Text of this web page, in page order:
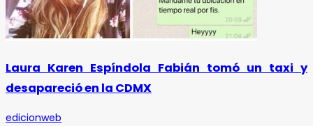
Laura Karen Espíndola Fabián tomó un taxi y
desapareció en la CDMX
edicionweb